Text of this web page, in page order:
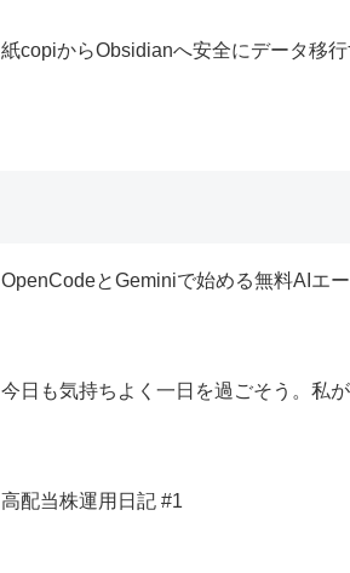
紙copiからObsidianへ安全にデータ移
OpenCodeとGeminiで始める無料AIエ
今日も気持ちよく一日を過ごそう。私
高配当株運用日記 #1